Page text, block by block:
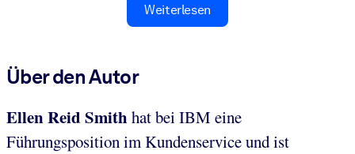
Weiterlesen
Über den Autor
Ellen Reid Smith hat bei IBM eine
Führungsposition im Kundenservice und ist